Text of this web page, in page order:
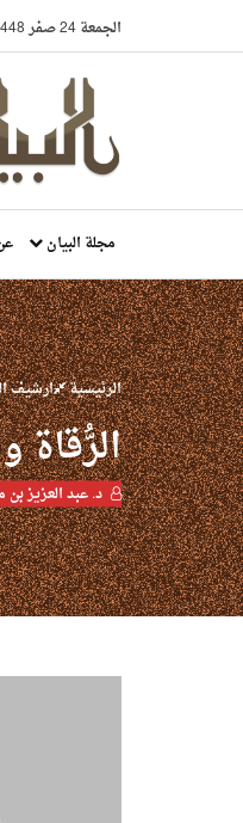
الجمعة 24 صفر 1448 هـ
مجلة البيان
الرئيسية ارشيف
الرُّقاة
د. عبد العزيز